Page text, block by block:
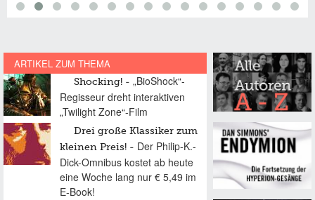
ARTIKEL ZUM THEMA
Shocking!
„BioShock“-
Regisseur dreht interaktiven
„Twilight Zone“-Film
Drei große Klassiker zum
kleinen Preis!
Der Philip-K.-
Dick-Omnibus kostet ab heute
eine Woche lang nur € 5,49 im
E-Book!